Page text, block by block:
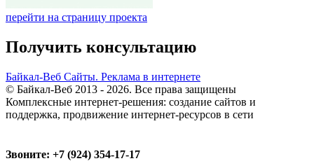
перейти на страницу проекта
Получить консультацию
Байкал-Веб Сайты. Реклама в интернете
© Байкал-Веб 2013 - 2026. Все права защищены
Комплексные интернет-решения: создание сайтов и
поддержка, продвижение интернет-ресурсов в сети
Звоните: +7 (924) 354-17-17